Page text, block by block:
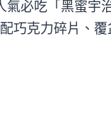
氣必吃「黑蜜宇
巧克力碎片、